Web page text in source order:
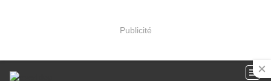
Publicité